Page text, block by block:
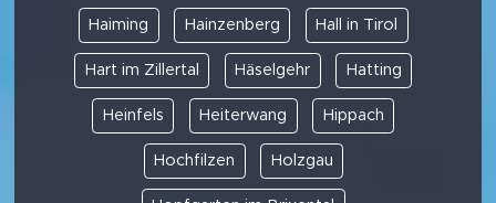
Haiming Hainzenberg Hall in Tirol
Hart im Zillertal Häselgehr Hatting
Heinfels Heiterwang Hippach
Hochfilzen Holzgau